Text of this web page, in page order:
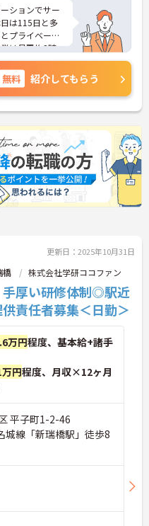
ションでサー
は115日と多
プライベート
は月平均3時
立てやすいの
ろん、住宅手
給や賞与あり
がしっかり評
面接ポイント
ください！
無料 紹介してもらう
更新日：2025年10月31日
橋 株式会社学研ココファン
手厚い研修体制◎駅近
責任者募集＜日勤＞
万円程度、基本給+諸手
円程度、月収×12ヶ月
平子町1-2-46
城線「新瑞橋駅」徒歩8